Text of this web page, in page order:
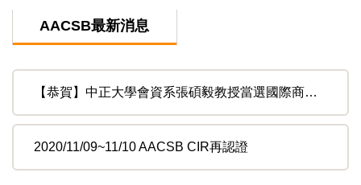
AACSB最新消息
【恭賀】中正大學會資系張碩毅教授當選國際商管學院促進協會（AACSB）初始認證委員會（IAC），成為台灣唯一委員代表
2020/11/09~11/10 AACSB CIR再認證